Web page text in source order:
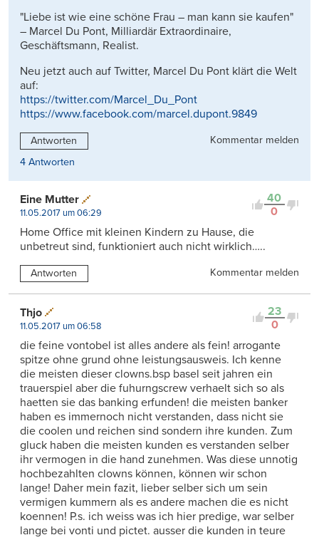
"Liebe ist wie eine schöne Frau – man kann sie kaufen"
– Marcel Du Pont, Milliardär Extraordinaire,
Geschäftsmann, Realist.
Neu jetzt auch auf Twitter, Marcel Du Pont klärt die Welt
auf:
https://twitter.com/Marcel_Du_Pont
https://www.facebook.com/marcel.dupont.9849
Antworten
Kommentar melden
4 Antworten
40
0
Eine Mutter
11.05.2017 um 06:29
Home Office mit kleinen Kindern zu Hause, die
unbetreut sind, funktioniert auch nicht wirklich…..
Antworten Kommentar melden
23
0
Thjo
11.05.2017 um 06:58
die feine vontobel ist alles andere als fein! arrogante
spitze ohne grund ohne leistungsausweis. Ich kenne
die meisten dieser clowns.bsp basel seit jahren ein
trauerspiel aber die fuhurngscrew verhaelt sich so als
haetten sie das banking erfunden! die meisten banker
haben es immernoch nicht verstanden, dass nicht sie
die coolen und reichen sind sondern ihre kunden. Zum
gluck haben die meisten kunden es verstanden selber
ihr vermogen in die hand zunehmen. Was diese unnotig
hochbezahlten clowns können, können wir schon
lange! Daher mein fazit, lieber selber sich um sein
vermigen kummern als es andere machen die es nicht
koennen! P.s. ich weiss was ich hier predige, war selber
lange bei vonti und pictet. ausser die kunden in teure